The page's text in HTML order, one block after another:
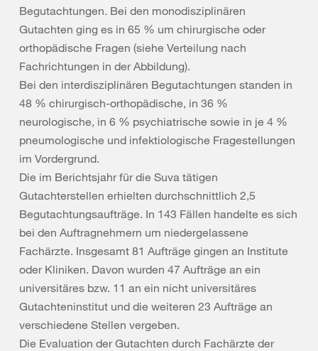
Begutachtungen. Bei den monodisziplinären
Gutachten ging es in 65 % um chirurgische oder
orthopädische Fragen (siehe Verteilung nach
Fachrichtungen in der Abbildung).
Bei den interdisziplinären Begutachtungen standen in
48 % chirurgisch-orthopädische, in 36 %
neurologische, in 6 % psychiatrische sowie in je 4 %
pneumologische und infektiologische Fragestellungen
im Vordergrund.
Die im Berichtsjahr für die Suva tätigen
Gutachterstellen erhielten durchschnittlich 2,5
Begutachtungsaufträge. In 143 Fällen handelte es sich
bei den Auftragnehmern um niedergelassene
Fachärzte. Insgesamt 81 Aufträge gingen an Institute
oder Kliniken. Davon wurden 47 Aufträge an ein
universitäres bzw. 11 an ein nicht universitäres
Gutachteninstitut und die weiteren 23 Aufträge an
verschiedene Stellen vergeben.
Die Evaluation der Gutachten durch Fachärzte der